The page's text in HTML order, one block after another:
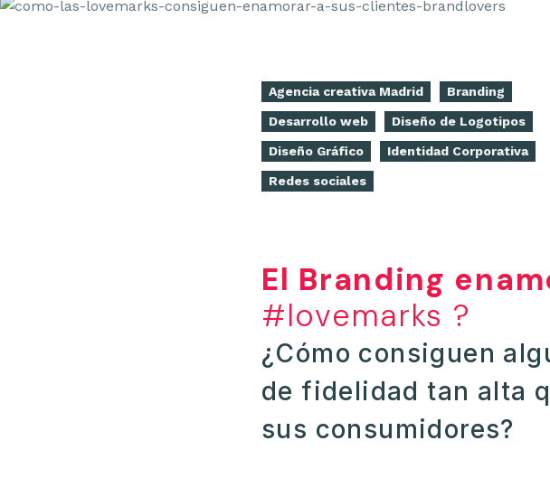
Agencia creativa Madrid Branding
Desarrollo web Diseño de Logotipos
Diseño Gráfico Identidad Corporativa
Redes sociales
El Branding
#lovemarks ?
¿Cómo consiguen
de fidelidad tan alta
sus consumidores?